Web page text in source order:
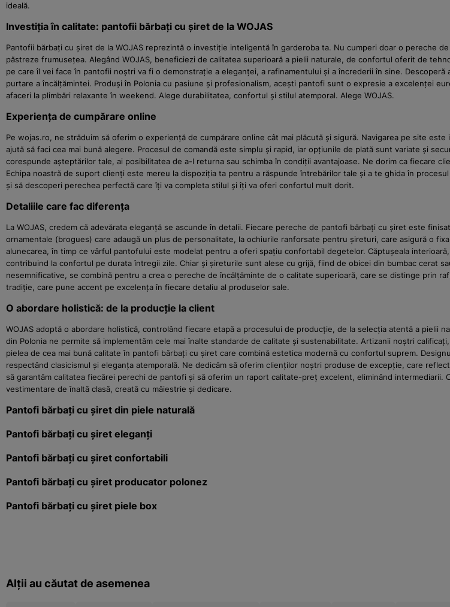
ideală.
Investiția în calitate: pantofii bărbați cu șiret de la WOJAS
Pantofii bărbați cu șiret de la WOJAS reprezintă o investiție inteligentă în garderoba ta. Nu cumperi doar o pereche
păstreze frumusețea. Alegând WOJAS, beneficiezi de calitatea superioară a pielii naturale, de confortul oferit de
pe care îl vei face în pantofii noștri va fi o demonstrație a eleganței, a rafinamentului și a încrederii în sine.
purtare a încălțămintei. Produși în Polonia cu pasiune și profesionalism, acești pantofi sunt o expresie a excelenței
afaceri la plimbări relaxante în weekend. Alege durabilitatea, confortul și stilul atemporal. Alege WOJAS.
Experiența de cumpărare online
Pe wojas.ro, ne străduim să oferim o experiență de cumpărare online cât mai plăcută și sigură. Navigarea pe site
ajută să faci cea mai bună alegere. Procesul de comandă este simplu și rapid, iar opțiunile de plată sunt variate și
corespunde așteptărilor tale, ai posibilitatea de a-l returna sau schimba în condiții avantajoase. Ne dorim ca fiecare
Echipa noastră de suport clienți este mereu la dispoziția ta pentru a răspunde întrebărilor tale și a te ghida în
și să descoperi perechea perfectă care îți va completa stilul și îți va oferi confortul mult dorit.
Detaliile care fac diferența
La WOJAS, credem că adevărata eleganță se ascunde în detalii. Fiecare pereche de pantofi bărbați cu șiret este
ornamentale (brogues) care adaugă un plus de personalitate, la ochiurile ranforsate pentru șireturi, care asigură o
alunecarea, în timp ce vârful pantofului este modelat pentru a oferi spațiu confortabil degetelor. Căptușeala
contribuind la confortul pe durata întregii zile. Chiar și șireturile sunt alese cu grijă, fiind de obicei din bumbac cerat
nesemnificative, se combină pentru a crea o pereche de încălțăminte de o calitate superioară, care se distinge prin
tradiție, care pune accent pe excelența în fiecare detaliu al produselor sale.
O abordare holistică: de la producție la client
WOJAS adoptă o abordare holistică, controlând fiecare etapă a procesului de producție, de la selecția atentă a
din Polonia ne permite să implementăm cele mai înalte standarde de calitate și sustenabilitate. Artizanii noștri
pielea de cea mai bună calitate în pantofi bărbați cu șiret care combină estetica modernă cu confortul suprem.
respectând clasicismul și eleganța atemporală. Ne dedicăm să oferim clienților noștri produse de excepție, care
să garantăm calitatea fiecărei perechi de pantofi și să oferim un raport calitate-preț excelent, eliminând
vestimentare de înaltă clasă, creată cu măiestrie și dedicare.
Pantofi bărbați cu șiret din piele naturală
Pantofi bărbați cu șiret eleganți
Pantofi bărbați cu șiret confortabili
Pantofi bărbați cu șiret producator polonez
Pantofi bărbați cu șiret piele box
Alții au căutat de asemenea